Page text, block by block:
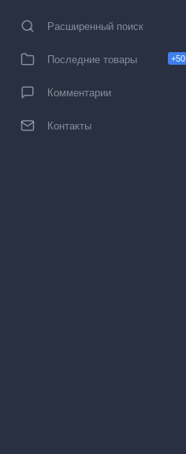
Расширенный поиск
Последние товары +50
Комментарии
Контакты